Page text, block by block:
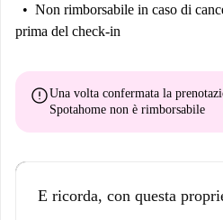
Non rimborsabile in caso di
prima del check-in
errorUna volta confermata la
Spotahome non è rimborsabile
E ricorda, con questa